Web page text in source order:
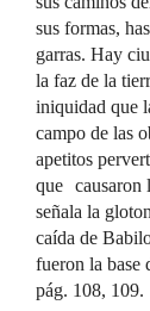
sus formas,
garras. Hay
la faz de la
iniquidad que
campo de las
apetitos
que causaron
señala la
caída de
fueron la base
pág. 108, 109.